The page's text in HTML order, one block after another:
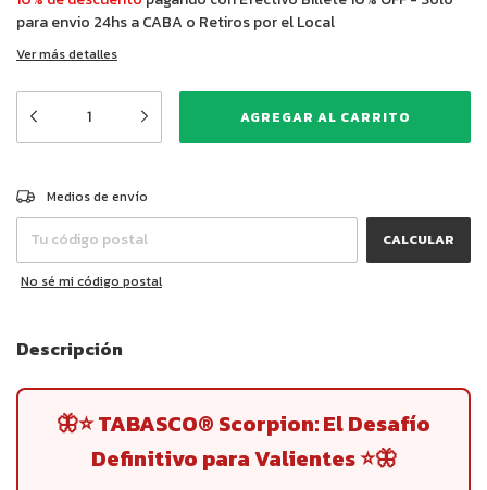
para envio 24hs a CABA o Retiros por el Local
Ver más detalles
Entregas para el CP:
Medios de envío
CALCULAR
No sé mi código postal
Descripción
🦋⭐ TABASCO® Scorpion: El Desafío
Definitivo para Valientes ⭐🦋